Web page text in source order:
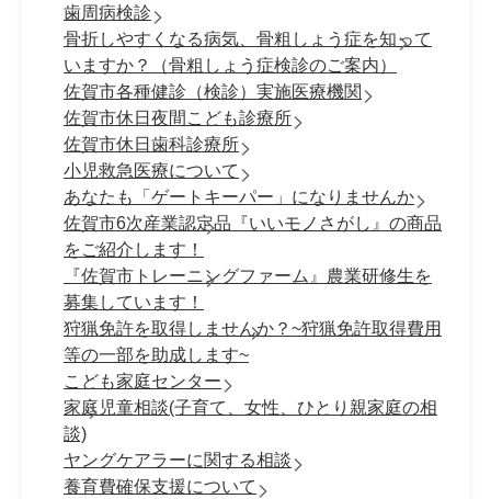
歯周病検診
骨折しやすくなる病気、骨粗しょう症を知って
いますか？（骨粗しょう症検診のご案内）
佐賀市各種健診（検診）実施医療機関
佐賀市休日夜間こども診療所
佐賀市休日歯科診療所
小児救急医療について
あなたも「ゲートキーパー」になりませんか
佐賀市6次産業認定品『いいモノさがし』の商品
をご紹介します！
『佐賀市トレーニングファーム』農業研修生を
募集しています！
狩猟免許を取得しませんか？~狩猟免許取得費用
等の一部を助成します~
こども家庭センター
家庭児童相談(子育て、女性、ひとり親家庭の相
談)
ヤングケアラーに関する相談
養育費確保支援について